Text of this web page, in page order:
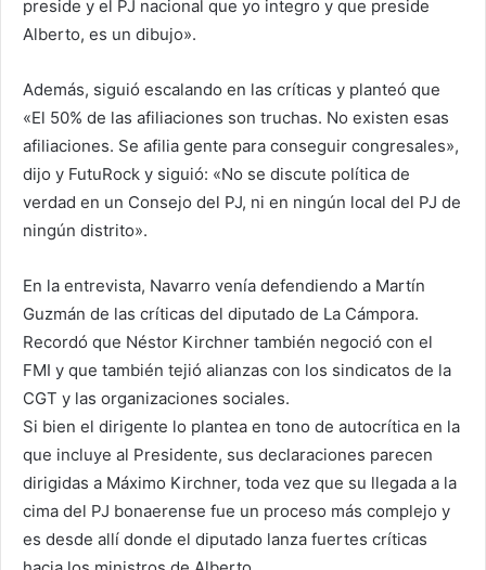
preside y el PJ nacional que yo integro y que preside
Alberto, es un dibujo».
Además, siguió escalando en las críticas y planteó que
«El 50% de las afiliaciones son truchas. No existen esas
afiliaciones. Se afilia gente para conseguir congresales»,
dijo y FutuRock y siguió: «No se discute política de
verdad en un Consejo del PJ, ni en ningún local del PJ de
ningún distrito».
En la entrevista, Navarro venía defendiendo a Martín
Guzmán de las críticas del diputado de La Cámpora.
Recordó que Néstor Kirchner también negoció con el
FMI y que también tejió alianzas con los sindicatos de la
CGT y las organizaciones sociales.
Si bien el dirigente lo plantea en tono de autocrítica en la
que incluye al Presidente, sus declaraciones parecen
dirigidas a Máximo Kirchner, toda vez que su llegada a la
cima del PJ bonaerense fue un proceso más complejo y
es desde allí donde el diputado lanza fuertes críticas